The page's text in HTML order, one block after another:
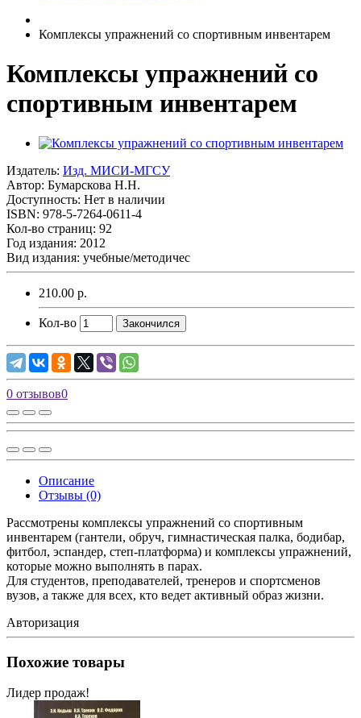
Комплексы упражнений со спортивным инвентарем
Комплексы упражнений со
спортивным инвентарем
Издатель: Изд. МИСИ-МГСУ
Автор: Бумарскова Н.Н.
Доступность: Нет в наличии
ISBN: 978-5-7264-0611-4
Кол-во страниц: 92
Год издания: 2012
Вид издания: учебные/методичес
210.00 р.
Кол-во Закончился
0 отзывов0
Описание
Отзывы (0)
Рассмотрены комплексы упражнений со спортивным
инвентарем (гантели, обруч, гимнастическая палка, бодибар,
фитбол, эспандер, степ-платформа) и комплексы упражнений,
которые можно выполнять в парах.
Для студентов, преподавателей, тренеров и спортсменов
вузов, а также для всех, кто ведет активный образ жизни.
Авторизация
Похожие товары
Лидер продаж!